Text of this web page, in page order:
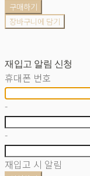
구매하기
장바구니에 담기
재입고 알림 신청
휴대폰 번호
-
-
재입고 시 알림